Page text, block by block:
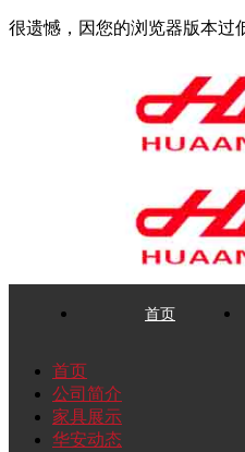
很遗憾，因您的浏览器版本过
首页
首页
公司简介
家具展示
华安动态